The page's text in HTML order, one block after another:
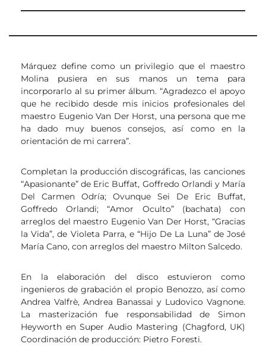
Márquez define como un privilegio que el maestro
Molina pusiera en sus manos un tema para
incorporarlo al su primer álbum. “Agradezco el apoyo
que he recibido desde mis inicios profesionales del
maestro Eugenio Van Der Horst, una persona que me
ha dado muy buenos consejos, así como en la
orientación de mi carrera”.
Completan la producción discográficas, las canciones
“Apasionante” de Eric Buffat, Goffredo Orlandi y María
Del Carmen Odría; Ovunque Sei De Eric Buffat,
Goffredo Orlandi; “Amor Oculto” (bachata) con
arreglos del maestro Eugenio Van Der Horst, “Gracias
la Vida”, de Violeta Parra, e “Hijo De La Luna” de José
María Cano, con arreglos del maestro Milton Salcedo.
En la elaboración del disco estuvieron como
ingenieros de grabación el propio Benozzo, así como
Andrea Valfrè, Andrea Banassai y Ludovico Vagnone.
La masterización fue responsabilidad de Simon
Heyworth en Super Audio Mastering (Chagford, UK)
Coordinación de producción: Pietro Foresti.